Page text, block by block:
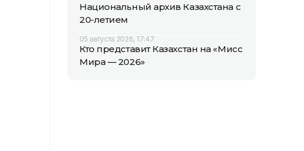
Национальный архив Казахстана с
20-летием
05 августа 2026, 17:47
Кто представит Казахстан на «Мисс
Мира — 2026»